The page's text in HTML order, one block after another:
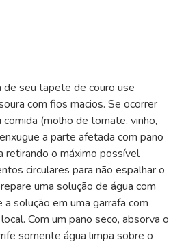
de seu tapete de couro use
com fios macios. Se ocorrer
(molho de tomate, vinho,
a parte afetada com pano
retirando o máximo possível
circulares para não espalhar o
uma solução de água com
solução em uma garrafa com
Com um pano seco, absorva o
somente água limpa sobre o